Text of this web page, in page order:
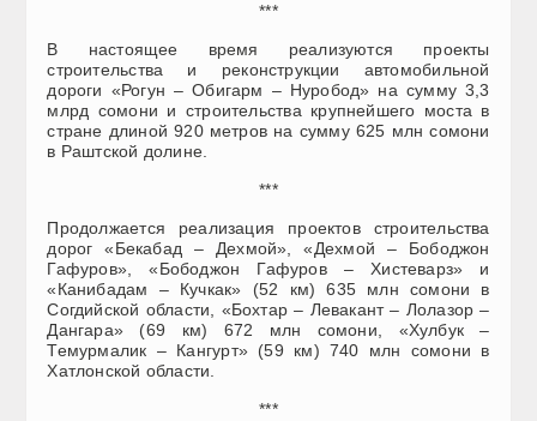
***
В настоящее время реализуются проекты
строительства и реконструкции автомобильной
дороги «Рогун – Обигарм – Нуробод» на сумму 3,3
млрд сомони и строительства крупнейшего моста в
стране длиной 920 метров на сумму 625 млн сомони
в Раштской долине.
***
Продолжается реализация проектов строительства
дорог «Бекабад – Дехмой», «Дехмой – Бободжон
Гафуров», «Бободжон Гафуров – Хистеварз» и
«Канибадам – Кучкак» (52 км) 635 млн сомони в
Согдийской области, «Бохтар – Левакант – Лолазор –
Дангара» (69 км) 672 млн сомони, «Хулбук –
Темурмалик – Кангурт» (59 км) 740 млн сомони в
Хатлонской области.
***